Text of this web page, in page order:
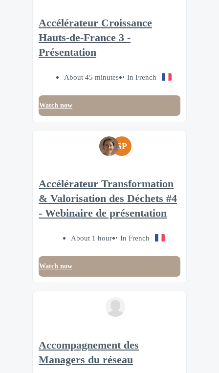
Accélérateur Croissance
Hauts-de-France 3 -
Présentation
About 45 minutes In French
Watch now
SP
Accélérateur Transformation
& Valorisation des Déchets #4
- Webinaire de présentation
About 1 hour In French
Watch now
Accompagnement des
Managers du réseau